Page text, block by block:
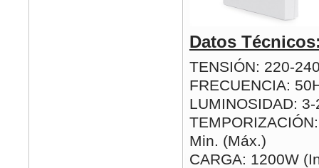
Datos
TENSIÓN: 220-
FRECUENCIA:
LUMINOSIDAD:
Min. (Máx.)
CARGA: 1200W